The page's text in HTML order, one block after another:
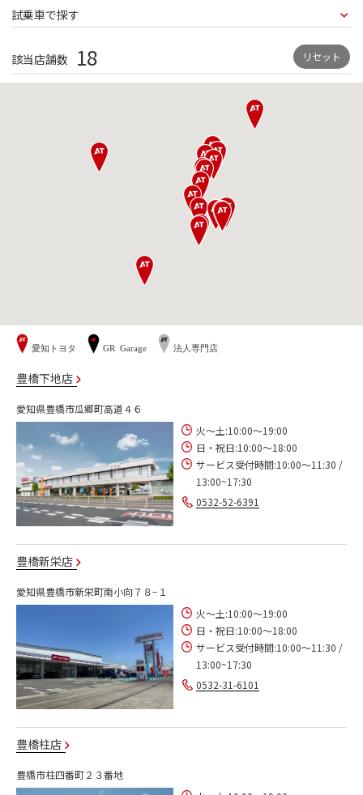
該当店舗数 18 リセット
愛知トヨタ GR Garage 法人専門店
豊橋下地店
愛知県豊橋市瓜郷町高道４６
火～土:10:00～19:00
日・祝日:10:00～18:00
サービス受付時間:10:00～11:30 /
13:00~17:30
0532-52-6391
豊橋新栄店
愛知県豊橋市新栄町南小向７８−１
火～土:10:00～19:00
日・祝日:10:00～18:00
サービス受付時間:10:00～11:30 /
13:00~17:30
0532-31-6101
豊橋柱店
豊橋市柱四番町２３番地